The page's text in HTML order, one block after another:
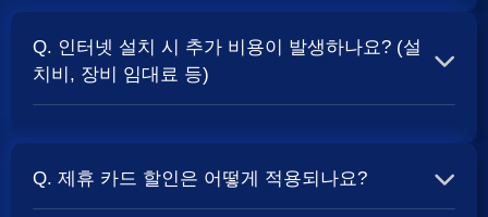
보통 500Mbps 또는 1Gbps 인터넷을 TV와 결합하여 가입
할 때 현금 사은품 및 상품권 혜택이 더 크게 지급되는 경향
Q. 인터넷 설치 시 추가 비용이 발생하나요? (설
치비, 장비 임대료 등)
청구되는 경우가 많습니다. 다만, 인터넷 상품 및 프로모션
Q. 제휴 카드 할인은 어떻게 적용되나요?